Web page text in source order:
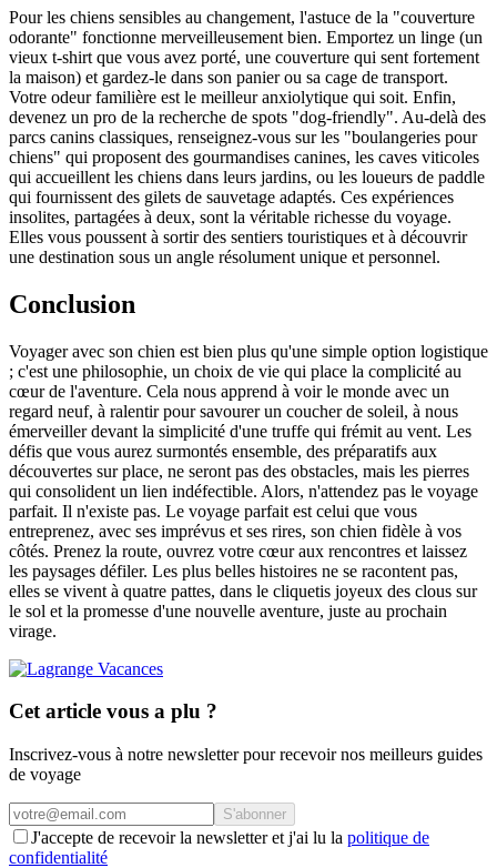
Pour les chiens sensibles au changement, l'astuce de la "couverture
odorante" fonctionne merveilleusement bien. Emportez un linge (un
vieux t-shirt que vous avez porté, une couverture qui sent fortement
la maison) et gardez-le dans son panier ou sa cage de transport.
Votre odeur familière est le meilleur anxiolytique qui soit. Enfin,
devenez un pro de la recherche de spots "dog-friendly". Au-delà des
parcs canins classiques, renseignez-vous sur les "boulangeries pour
chiens" qui proposent des gourmandises canines, les caves viticoles
qui accueillent les chiens dans leurs jardins, ou les loueurs de paddle
qui fournissent des gilets de sauvetage adaptés. Ces expériences
insolites, partagées à deux, sont la véritable richesse du voyage.
Elles vous poussent à sortir des sentiers touristiques et à découvrir
une destination sous un angle résolument unique et personnel.
Conclusion
Voyager avec son chien est bien plus qu'une simple option logistique
; c'est une philosophie, un choix de vie qui place la complicité au
cœur de l'aventure. Cela nous apprend à voir le monde avec un
regard neuf, à ralentir pour savourer un coucher de soleil, à nous
émerveiller devant la simplicité d'une truffe qui frémit au vent. Les
défis que vous aurez surmontés ensemble, des préparatifs aux
découvertes sur place, ne seront pas des obstacles, mais les pierres
qui consolident un lien indéfectible. Alors, n'attendez pas le voyage
parfait. Il n'existe pas. Le voyage parfait est celui que vous
entreprenez, avec ses imprévus et ses rires, son chien fidèle à vos
côtés. Prenez la route, ouvrez votre cœur aux rencontres et laissez
les paysages défiler. Les plus belles histoires ne se racontent pas,
elles se vivent à quatre pattes, dans le cliquetis joyeux des clous sur
le sol et la promesse d'une nouvelle aventure, juste au prochain
virage.
Cet article vous a plu ?
Inscrivez-vous à notre newsletter pour recevoir nos meilleurs guides
de voyage
S'abonner
J'accepte de recevoir la newsletter et j'ai lu la politique de
confidentialité